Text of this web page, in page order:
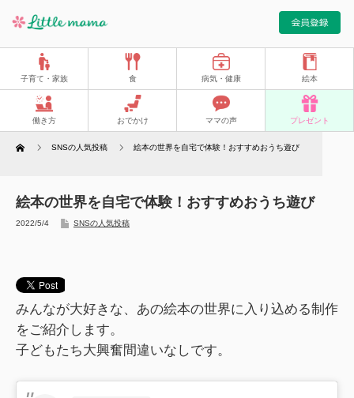
子育て・家族 食 病気・健康 絵本
働き方 おでかけ ママの声 プレゼント
Home SNSの人気投稿 絵本の世界を自宅で体験！おすすめおうち遊び
絵本の世界を自宅で体験！おすすめおうち遊び
2022/5/4 SNSの人気投稿
みんなが大好きな、あの絵本の世界に入り込める制作
をご紹介します。
子どもたち大興奮間違いなしです。